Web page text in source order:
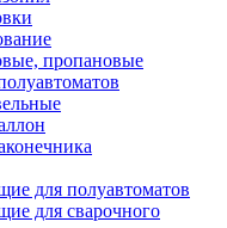
пропановые
для полуавтоматов
для сварочного